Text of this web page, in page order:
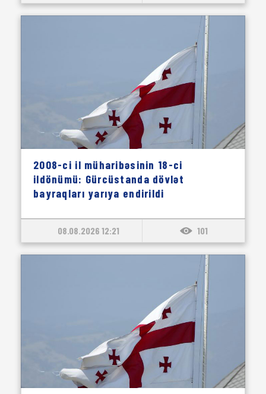
2008-ci il müharibəsinin 18-ci
ildönümü: Gürcüstanda dövlət
bayraqları yarıya endirildi
08.08.2026 12:21 101